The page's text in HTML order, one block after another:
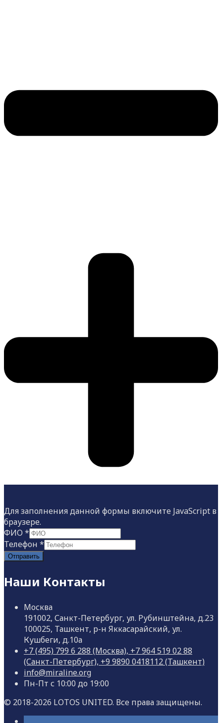
Для заполнения данной формы включите JavaScript в
браузере.
ФИО *
Телефон *
Отправить
Наши Контакты
Москва
191002, Санкт-Петербург, ул. Рубинштейна, д.23
100025, Ташкент, р-н Яккасарайский, ул.
Кушбеги, д.10а
+7 (495) 799 6 288 (Москва), +7 964 519 02 88
(Санкт-Петербург), +9 9890 0418112 (Ташкент)
info@miraline.org
Пн-Пт с 10:00 до 19:00
© 2018-2026 LOTOS UNITED. Все права защищены.